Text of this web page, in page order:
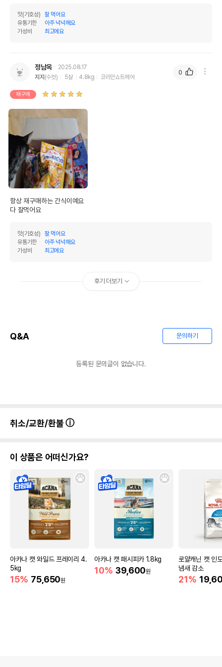
AS책임자와 전화번호
또는 소비자상담 관련
전화번호
유통기한
단, 상품명에 유통기한 명시된 경우, 해당
유통기한을 따릅니다.
맛(기호성)
잘 먹어요
유통기한
아주 넉넉해요
가성비
최고에요
정남옥
2025.08.17
지지 (수컷) 5살 4.8kg 코리안쇼트헤어
재구매
항상 재구매하는 간식이예요
다 잘먹어요
맛(기호성)
잘 먹어요
유통기한
아주 넉넉해요
가성비
최고에요
0
후기 더보기
Q&A 문의하기
등록된 문의글이 없습니다.
취소/교환/환불
이 상품은 어떠신가요?
아카나 캣 와일드 프레이리 4.
5kg
15% 75,650원
아카나 캣 패시피카 1.8kg
10% 39,600원
로얄캐닌 캣 인
냄새 감소
21%